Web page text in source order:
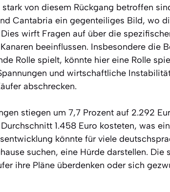
stark von diesem Rückgang betroffen
Cantabria ein gegenteiliges Bild, wo
wirft Fragen auf über die
beeinflussen. Insbesondere die
Rolle spielt, könnte hier eine Rolle
und wirtschaftliche
abschrecken.
stiegen um 7,7 Prozent auf 2.292
1.458 Euro kosteten, was
könnte für viele
suchen, eine Hürde darstellen.
ihre Pläne überdenken oder sich